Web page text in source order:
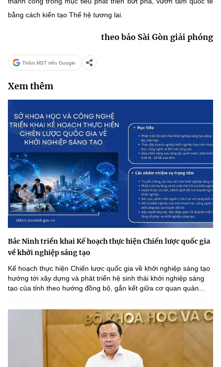
bằng cách kiến tạo Thế hệ tương lai.
theo báo Sài Gòn giải phóng
Thêm MST trên Google
Xem thêm
Bắc Ninh triển khai Kế hoạch thực hiện Chiến lược quốc gia
về khởi nghiệp sáng tạo
Kế hoạch thực hiện Chiến lược quốc gia về khởi nghiệp sáng tạo
hướng tới xây dựng và phát triển hệ sinh thái khởi nghiệp sáng
tạo của tỉnh theo hướng đồng bộ, gắn kết giữa cơ quan quản...